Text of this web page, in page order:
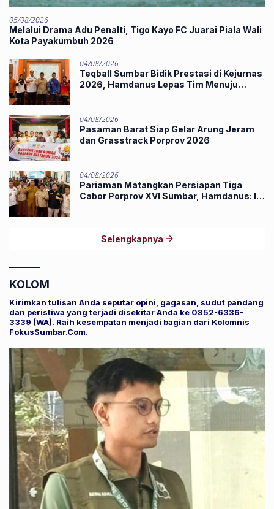
05/08/2026
Melalui Drama Adu Penalti, Tigo Kayo FC Juarai Piala Wali
Kota Payakumbuh 2026
04/08/2026
Teqball Sumbar Bidik Prestasi di Kejurnas
2026, Hamdanus Lepas Tim Menuju
04/08/2026
Pasaman Barat Siap Gelar Arung Jeram
dan Grasstrack Porprov 2026
04/08/2026
Pariaman Matangkan Persiapan Tiga
Cabor Porprov XVI Sumbar, Hamdanus: Ini
Selengkapnya
KOLOM
Kirimkan tulisan Anda seputar opini, gagasan, sudut pandang
dan peristiwa yang terjadi disekitar Anda ke 0852-6336-
3339 (WA). Raih kesempatan menjadi bagian dari Kolomnis
FokusSumbar.Com.